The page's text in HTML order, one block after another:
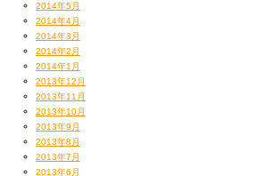
2014年5月
2014年4月
2014年3月
2014年2月
2014年1月
2013年12月
2013年11月
2013年10月
2013年9月
2013年8月
2013年7月
2013年6月